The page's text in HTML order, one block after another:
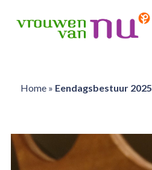
Home» Eendagsbestuur 2025